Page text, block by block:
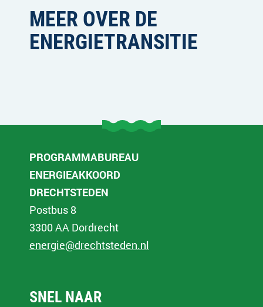
MEER OVER DE
ENERGIETRANSITIE
PROGRAMMABUREAU
ENERGIEAKKOORD
DRECHTSTEDEN
Postbus 8
3300 AA Dordrecht
energie@drechtsteden.nl
SNEL NAAR